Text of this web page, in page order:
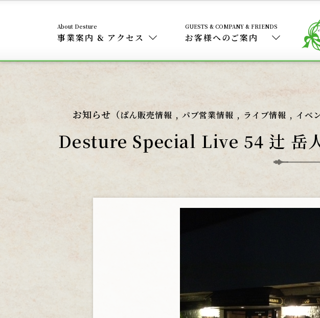
事業案内 & アクセス お客様へのご案内
お知らせ（ぱん販売情報 , パブ営業情報 , ライブ情報 , イベ
Desture Special Live 54 辻 岳